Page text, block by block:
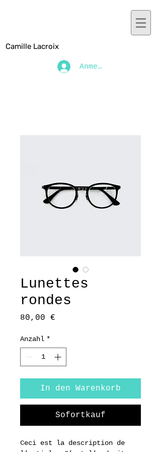
Camille Lacroix
Anmelden
Lunettes
rondes
80,00 €
Anzahl *
In den Warenkorb
Sofortkauf
Ceci est la description de